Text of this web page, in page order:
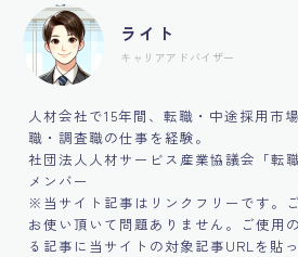
ライト
キャリアアドバイザー
人材会社で15年間、転職・中途採用市
職・調査職の仕事を経験。
社団法人人材サービス産業協議会「転
メンバー
※当サイト記事はリンクフリーです。
お使い頂いて問題ありません。ご使用
る記事に当サイトの対象記事URLを貼